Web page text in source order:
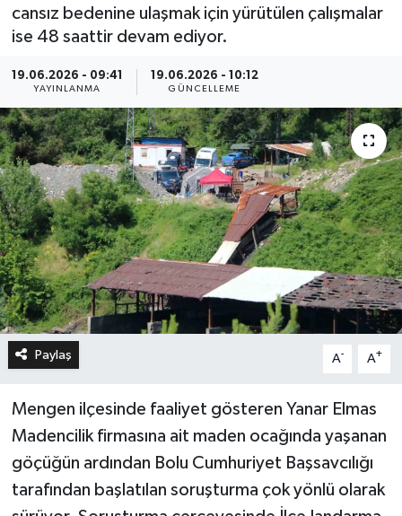
cansız bedenine ulaşmak için yürütülen çalışmalar
ise 48 saattir devam ediyor.
19.06.2026 - 09:41
YAYINLANMA
19.06.2026 - 10:12
GÜNCELLEME
Paylaş A- A+
Mengen ilçesinde faaliyet gösteren Yanar Elmas
Madencilik firmasına ait maden ocağında yaşanan
göçüğün ardından Bolu Cumhuriyet Başsavcılığı
tarafından başlatılan soruşturma çok yönlü olarak